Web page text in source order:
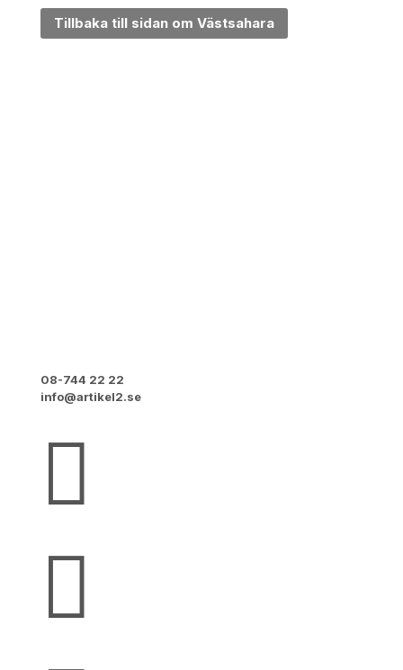
Tillbaka till sidan om Västsahara
08-744 22 22
info@artikel2.se

